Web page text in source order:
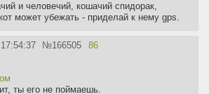
и человечий, кошачий спидорак,
может убежать - приделай к нему gps.
№166505 86
ты его не поймаешь.